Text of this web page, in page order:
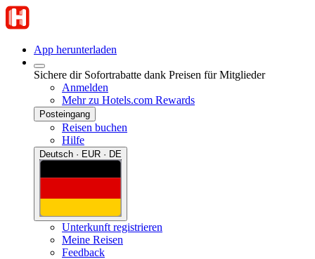
App herunterladen
Sichere dir Sofortrabatte dank Preisen für Mitglieder
Anmelden
Mehr zu Hotels.com Rewards
Posteingang
Reisen buchen
Hilfe
Deutsch · EUR · DE
Unterkunft registrieren
Meine Reisen
Feedback